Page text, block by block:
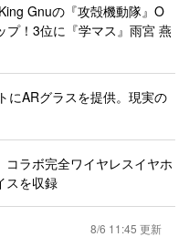
Gnuの『攻殻機動隊』O
プ！3位に『学マス』雨宮 燕
にARグラスを提供。現実の
ラボ完全ワイヤレスイヤホ
スを収録
8/6 11:45 更新